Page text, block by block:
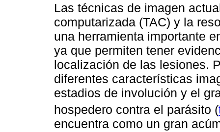
Las técnicas de imagen
computarizada (TAC) y la
una herramienta importante
ya que permiten tener
localización de las lesiones.
diferentes características
estadios de involución y el
hospedero contra el parásito (
encuentra como un gran